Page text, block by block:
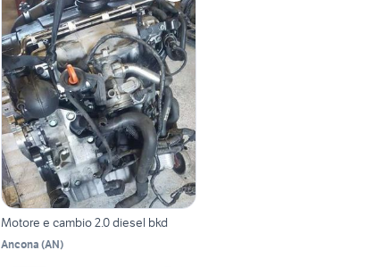
Motore e cambio 2.0 diesel bkd
Ancona (AN)